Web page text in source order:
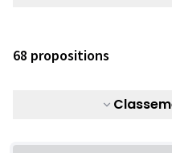
68 propositions